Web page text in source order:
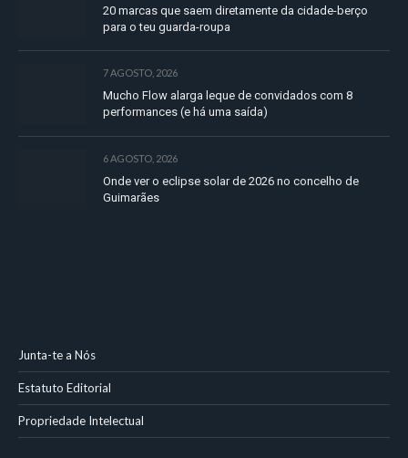
20 marcas que saem diretamente da cidade-berço
para o teu guarda-roupa
7 AGOSTO, 2026
Mucho Flow alarga leque de convidados com 8
performances (e há uma saída)
6 AGOSTO, 2026
Onde ver o eclipse solar de 2026 no concelho de
Guimarães
Junta-te a Nós
Estatuto Editorial
Propriedade Intelectual